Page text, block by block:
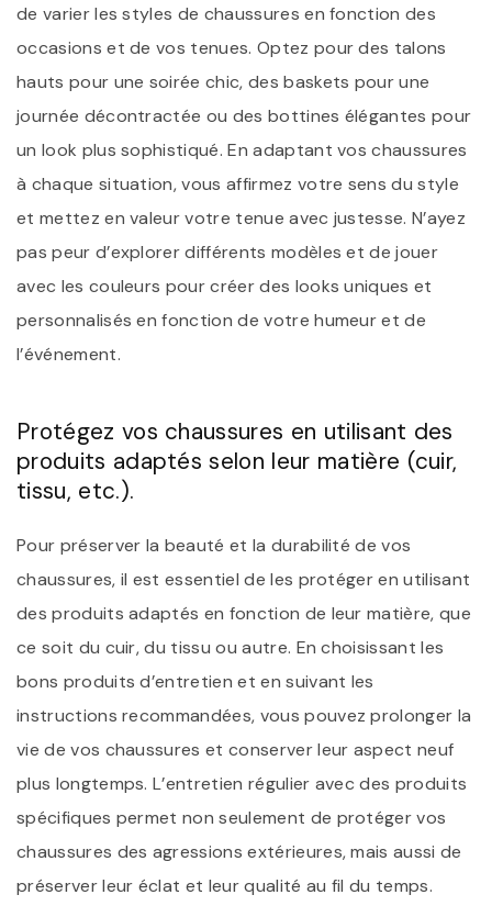
de varier les styles de chaussures en fonction des
occasions et de vos tenues. Optez pour des talons
hauts pour une soirée chic, des baskets pour une
journée décontractée ou des bottines élégantes pour
un look plus sophistiqué. En adaptant vos chaussures
à chaque situation, vous affirmez votre sens du style
et mettez en valeur votre tenue avec justesse. N’ayez
pas peur d’explorer différents modèles et de jouer
avec les couleurs pour créer des looks uniques et
personnalisés en fonction de votre humeur et de
l’événement.
Protégez vos chaussures en utilisant des
produits adaptés selon leur matière (cuir,
tissu, etc.).
Pour préserver la beauté et la durabilité de vos
chaussures, il est essentiel de les protéger en utilisant
des produits adaptés en fonction de leur matière, que
ce soit du cuir, du tissu ou autre. En choisissant les
bons produits d’entretien et en suivant les
instructions recommandées, vous pouvez prolonger la
vie de vos chaussures et conserver leur aspect neuf
plus longtemps. L’entretien régulier avec des produits
spécifiques permet non seulement de protéger vos
chaussures des agressions extérieures, mais aussi de
préserver leur éclat et leur qualité au fil du temps.